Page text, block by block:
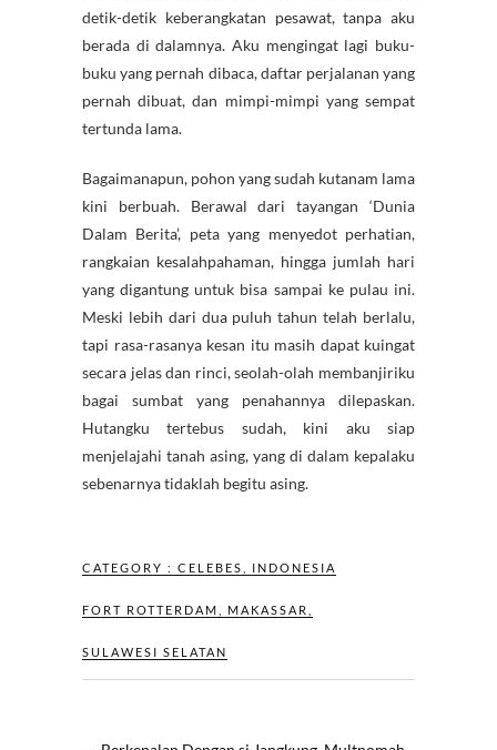
detik-detik keberangkatan pesawat, tanpa aku
berada di dalamnya. Aku mengingat lagi buku-
buku yang pernah dibaca, daftar perjalanan yang
pernah dibuat, dan mimpi-mimpi yang sempat
tertunda lama.
Bagaimanapun, pohon yang sudah kutanam lama
kini berbuah. Berawal dari tayangan ‘Dunia
Dalam Berita’, peta yang menyedot perhatian,
rangkaian kesalahpahaman, hingga jumlah hari
yang digantung untuk bisa sampai ke pulau ini.
Meski lebih dari dua puluh tahun telah berlalu,
tapi rasa-rasanya kesan itu masih dapat kuingat
secara jelas dan rinci, seolah-olah membanjiriku
bagai sumbat yang penahannya dilepaskan.
Hutangku tertebus sudah, kini aku siap
menjelajahi tanah asing, yang di dalam kepalaku
sebenarnya tidaklah begitu asing.
CATEGORY : CELEBES INDONESIA
FORT ROTTERDAM MAKASSAR
SULAWESI SELATAN